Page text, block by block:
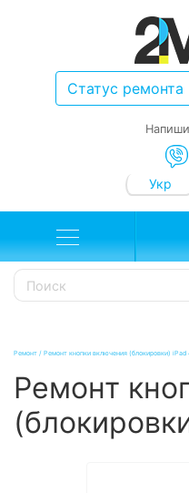
Статус ремонта
Укр
Ремонт / Ремонт кнопки включения (блокировки) iPad
Ремонт